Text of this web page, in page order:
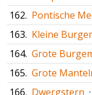
162. Pontische
163. Kleine
164. Grote
165. Grote
166. Dwergstern ·